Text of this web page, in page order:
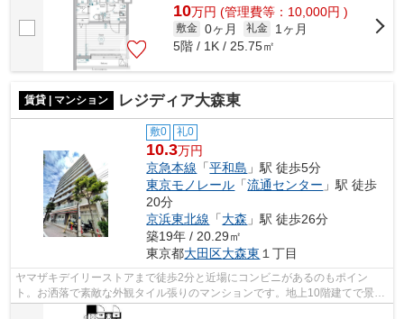
10万円 (管理費等：10,000円 )
敷金 0ヶ月 礼金
1ヶ月
5階 / 1K / 25.75㎡
賃貸 | マンション レジディア大森東
敷0 礼0
10.3万円
京急本線 「平和島 」駅 徒歩5分
東京モノレール 「流通センター 」駅 徒歩
20分
京浜東北線 「大森 」駅 徒歩26分
築19年 / 20.29㎡
東京都大田区大森東 １丁目
ヤマザキデイリーストアまで徒歩2分と近場にコンビニがあるのもポイン
ト。お洒落で素敵な外観タイル張りのマンションです。地上10階建てで景色
も良く、多数のお問い合わせをいただいて...